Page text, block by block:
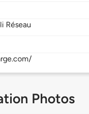
Réseau
Photos